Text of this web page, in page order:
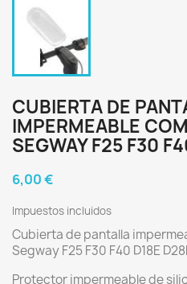
CUBIERTA DE
IMPERMEABLE
SEGWAY F25 F30
6,00 €
Impuestos incluidos
Cubierta de pantalla
Segway F25 F30 F40 D18E
Protector impermeable de